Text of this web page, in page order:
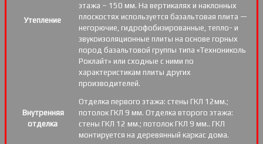
Утепление
этажа – 150 мм. На вертикалях и наклонных
плоскостях используется базальтовая плита —
негорючие, гидрофобизированные, тепло- и
звукоизоляционные плиты на основе горных
пород базальтовой группы типа «Технониколь
Роклайт» или сходные с ними по
характеристикам плиты других
производителей.
Внутренняя
отделка
Отделка первого этажа: стены ГКЛ 12мм.;
потолок ГКЛ 9 мм. Отделка второго этажа:
стены ГКЛ 12 мм.; потолок ГКЛ 9 мм.. ГКЛ
монтируется на деревянный каркас дома.